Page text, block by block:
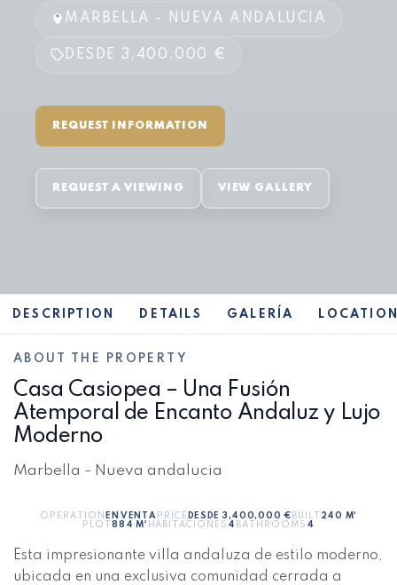
MARBELLA - NUEVA ANDALUCIA
DESDE 3,400,000 €
REQUEST INFORMATION
REQUEST A VIEWING VIEW GALLERY
DESCRIPTION DETAILS GALERÍA
ABOUT THE PROPERTY
Casa Casiopea – Una Fusión
Atemporal de Encanto Andaluz y Lujo
Moderno
Marbella - Nueva andalucia
OPERATION EN VENTA PRICE DESDE 3,400,000 € BUILT
240 M²
PLOT884 M² HABITACIONES 4 BATHROOMS 4
Esta impresionante villa andaluza de estilo moderno,
ubicada en una exclusiva comunidad cerrada a